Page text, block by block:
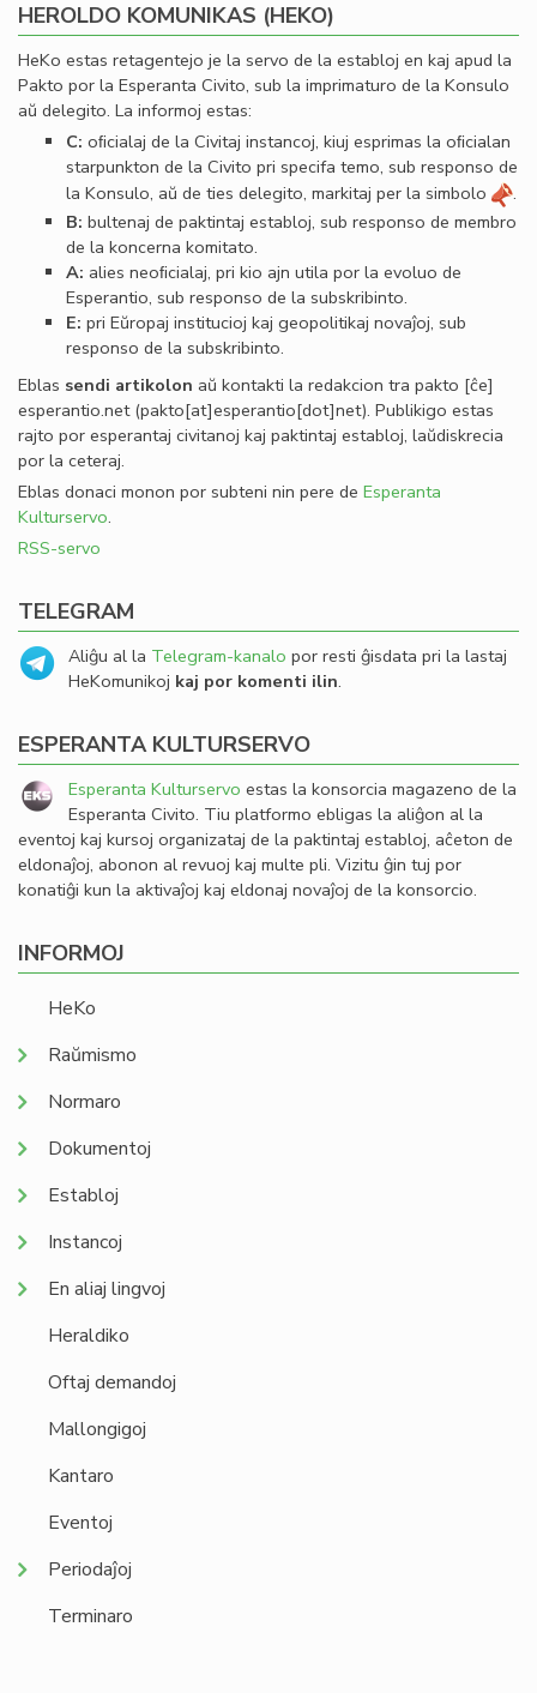
HEROLDO KOMUNIKAS (HEKO)
HeKo estas retagentejo je la servo de la establoj en kaj apud la
Pakto por la Esperanta Civito, sub la imprimaturo de la Konsulo
aŭ delegito. La informoj estas:
C: oﬁcialaj de la Civitaj instancoj, kiuj esprimas la oﬁcialan
starpunkton de la Civito pri specifa temo, sub responso de
la Konsulo, aŭ de ties delegito, markitaj per la simbolo
.
B: bultenaj de paktintaj establoj, sub responso de membro
de la koncerna komitato.
A: alies neoﬁcialaj, pri kio ajn utila por la evoluo de
Esperantio, sub responso de la subskribinto.
E: pri Eŭropaj institucioj kaj geopolitikaj novaĵoj, sub
responso de la subskribinto.
Eblas sendi artikolon aŭ kontakti la redakcion tra pakto [ĉe]
esperantio.net(pakto[at]esperantio[dot]net). Publikigo estas
rajto por esperantaj civitanoj kaj paktintaj establoj, laŭdiskrecia
por la ceteraj.
Eblas donaci monon por subteni nin pere de Esperanta
Kulturservo.
RSS-servo
TELEGRAM
Aliĝu al la Telegram-kanalo por resti ĝisdata pri la lastaj
HeKomunikoj kaj por komenti ilin.
ESPERANTA KULTURSERVO
Esperanta Kulturservo estas la konsorcia magazeno de la
Esperanta Civito. Tiu platformo ebligas la aliĝon al la
eventoj kaj kursoj organizataj de la paktintaj establoj, aĉeton de
eldonaĵoj, abonon al revuoj kaj multe pli. Vizitu ĝin tuj por
konatiĝi kun la aktivaĵoj kaj eldonaj novaĵoj de la konsorcio.
INFORMOJ
HeKo
Raŭmismo
Normaro
Dokumentoj
Establoj
Instancoj
En aliaj lingvoj
Heraldiko
Oftaj demandoj
Mallongigoj
Kantaro
Eventoj
Periodaĵoj
Terminaro